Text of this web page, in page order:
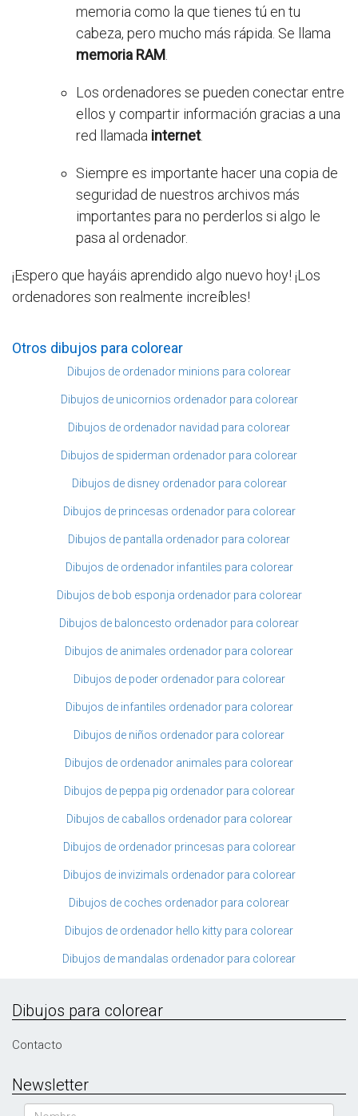
memoria como la que tienes tú en tu
cabeza, pero mucho más rápida. Se llama
memoria RAM
Los ordenadores se pueden conectar entre
ellos y compartir información gracias a una
red llamada internet.
Siempre es importante hacer una copia de
seguridad de nuestros archivos más
importantes para no perderlos si algo le
pasa al ordenador.
¡Espero que hayáis aprendido algo nuevo hoy! ¡Los
ordenadores son realmente increíbles!
Otros dibujos para colorear
Dibujos de ordenador minions para colorear
Dibujos de unicornios ordenador para colorear
Dibujos de ordenador navidad para colorear
Dibujos de spiderman ordenador para colorear
Dibujos de disney ordenador para colorear
Dibujos de princesas ordenador para colorear
Dibujos de pantalla ordenador para colorear
Dibujos de ordenador infantiles para colorear
Dibujos de bob esponja ordenador para colorear
Dibujos de baloncesto ordenador para colorear
Dibujos de animales ordenador para colorear
Dibujos de poder ordenador para colorear
Dibujos de infantiles ordenador para colorear
Dibujos de niños ordenador para colorear
Dibujos de ordenador animales para colorear
Dibujos de peppa pig ordenador para colorear
Dibujos de caballos ordenador para colorear
Dibujos de ordenador princesas para colorear
Dibujos de invizimals ordenador para colorear
Dibujos de coches ordenador para colorear
Dibujos de ordenador hello kitty para colorear
Dibujos de mandalas ordenador para colorear
Dibujos para colorear
Contacto
Newsletter
Nombre